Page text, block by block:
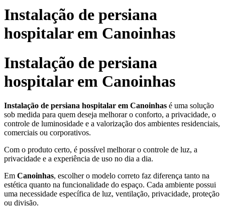
Instalação de persiana
hospitalar em Canoinhas
Instalação de persiana
hospitalar em Canoinhas
Instalação de persiana hospitalar em Canoinhas é uma solução
sob medida para quem deseja melhorar o conforto, a privacidade, o
controle de luminosidade e a valorização dos ambientes residenciais,
comerciais ou corporativos.
Com o produto certo, é possível melhorar o controle de luz, a
privacidade e a experiência de uso no dia a dia.
Em Canoinhas, escolher o modelo correto faz diferença tanto na
estética quanto na funcionalidade do espaço. Cada ambiente possui
uma necessidade específica de luz, ventilação, privacidade, proteção
ou divisão.